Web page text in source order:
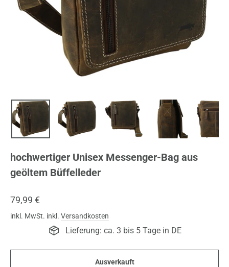
hochwertiger Unisex Messenger-Bag aus
geöltem Büffelleder
Normaler
Preis
79,99 €
inkl. MwSt. inkl. Versandkosten
Lieferung: ca. 3 bis 5 Tage in DE
Ausverkauft